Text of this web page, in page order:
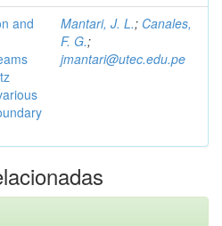
and
Mantari, J. L.; Canales,
F. G.;
jmantari@utec.edu.pe